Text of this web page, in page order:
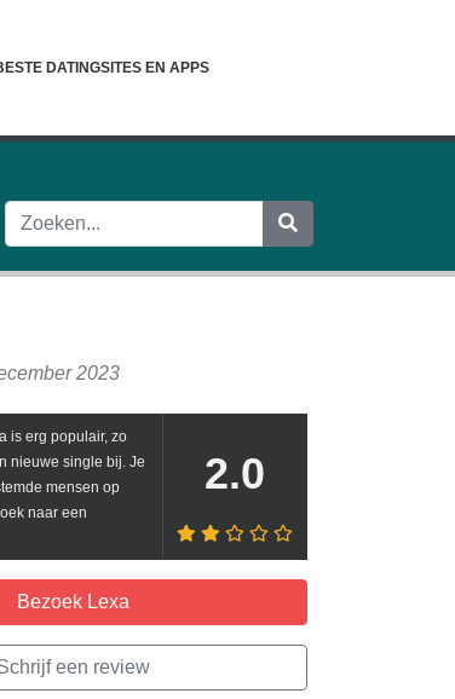
DATINGSITES EN APPS
2023
is erg populair, zo
nieuwe single bij. Je
mensen op
naar een
2.0
Bezoek Lexa
een review